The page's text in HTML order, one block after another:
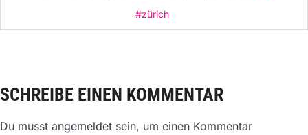
#zürich
SCHREIBE EINEN KOMMENTAR
Du musst angemeldet sein, um einen Kommentar